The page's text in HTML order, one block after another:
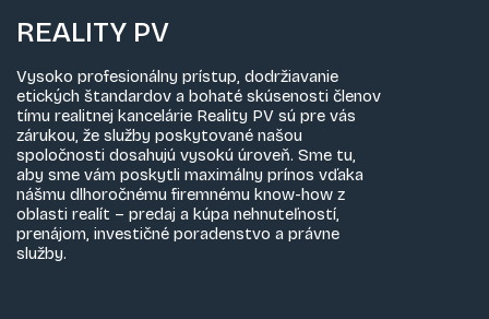
REALITY PV
Vysoko profesionálny prístup, dodržiavanie
etických štandardov a bohaté skúsenosti členov
tímu realitnej kancelárie Reality PV sú pre vás
zárukou, že služby poskytované našou
spoločnosti dosahujú vysokú úroveň. Sme tu,
aby sme vám poskytli maximálny prínos vďaka
nášmu dlhoročnému firemnému know-how z
oblasti realít – predaj a kúpa nehnuteľností,
prenájom, investičné poradenstvo a právne
služby.